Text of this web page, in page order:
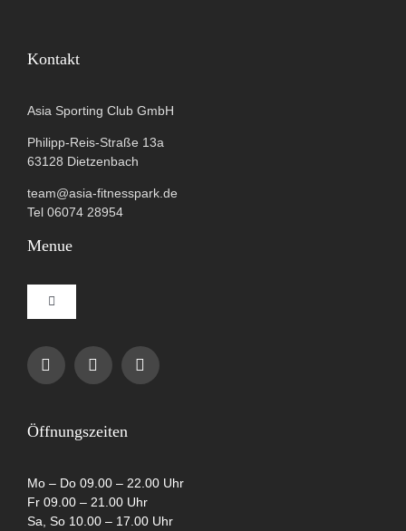
Kontakt
Asia Sporting Club GmbH
Philipp-Reis-Straße 13a
63128 Dietzenbach
team@asia-fitnesspark.de
Tel 06074 28954
Menue
Toggle
Navigation
Impressum
Cookie-Richtlinie (EU)
Öffnungszeiten
Mo – Do 09.00 – 22.00 Uhr
Fr 09.00 – 21.00 Uhr
Sa, So 10.00 – 17.00 Uhr